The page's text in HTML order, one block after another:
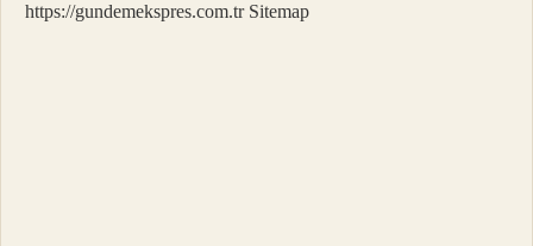
https://gundemekspres.com.tr Sitemap